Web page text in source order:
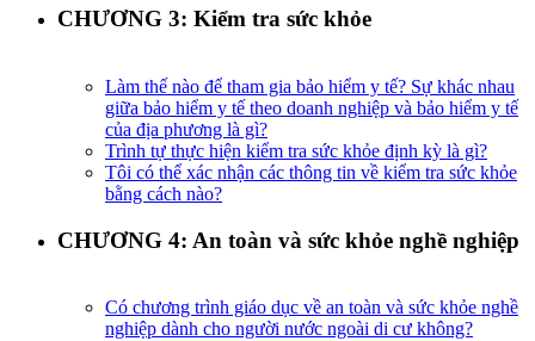
CHƯƠNG 3: Kiểm tra sức khỏe
Làm thế nào để tham gia bảo hiểm y tế? Sự khác nhau
giữa bảo hiểm y tế theo doanh nghiệp và bảo hiểm y tế
của địa phương là gì?
Trình tự thực hiện kiểm tra sức khỏe định kỳ là gì?
Tôi có thể xác nhận các thông tin về kiểm tra sức khỏe
bằng cách nào?
CHƯƠNG 4: An toàn và sức khỏe nghề nghiệp
Có chương trình giáo dục về an toàn và sức khỏe nghề
nghiệp dành cho người nước ngoài di cư không?